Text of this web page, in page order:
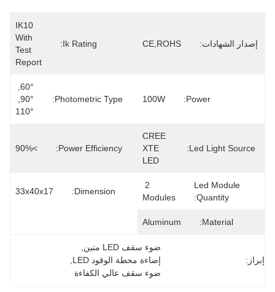
إصدار الشهادات: CE,ROHS
Ik Rating:
IK10
With
Test
Report
Power:
100W
Photometric Type:
110°
Led Light Source:
CREE
XTE
LED
Power Efficiency:
>90%
Led Module
Quantity:
Modules
Dimension:
33x40x17
Material:
Aluminum
إبراز:
ضوء سقف LED متين
إضاءة محطة الوقود LED
ضوء سقف عالي الكفاءة